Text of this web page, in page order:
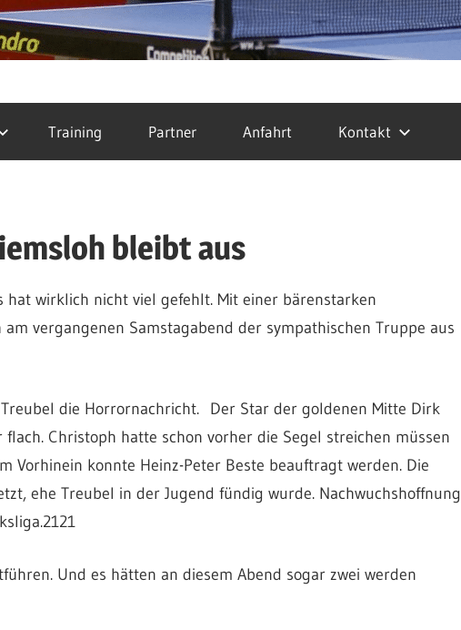
Training Partner Anfahrt Kontakt
bleibt aus
hat wirklich nicht viel gefehlt. Mit einer bärenstarken
vergangenen Samstagabend der sympathischen Truppe aus
die Horrornachricht. Der Star der goldenen Mitte Dirk
Christoph hatte schon vorher die Segel streichen müssen
Vorhinein konnte Heinz-Peter Beste beauftragt werden. Die
ehe Treubel in der Jugend fündig wurde. Nachwuchshoffnung
2121
Und es hätten an diesem Abend sogar zwei werden